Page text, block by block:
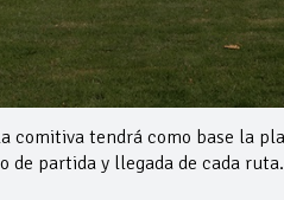
comitiva tendrá como base la
de partida y llegada de cada ruta.